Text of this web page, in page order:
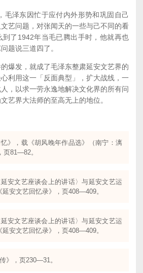
泽东因忙于应付内外形势和巩固自己
艺问题，对张闻天的一些与己不同的看
到了1942年当毛已腾出手时，他就再也
题说三道四了。
发，就成了毛泽东整肃延安文艺界的
利用这一「反面典型」，扩大战线，一
，以求一劳永逸地解决文化界的所有问
艺界大法师的至高无上的地位。
》，载《胡风晚年作品选》（南宁：漓
页81—82。
安文艺座谈会上的讲话〉与延安文艺运
安文艺回忆录》，页408—409。
安文艺座谈会上的讲话〉与延安文艺运
安文艺回忆录》，页408—409。
》，页230—31。